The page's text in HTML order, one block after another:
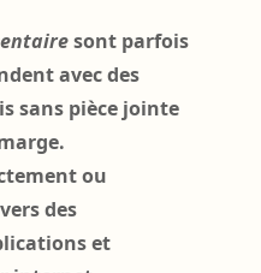
sont parfois
avec des
sans pièce jointe
ou
des
et